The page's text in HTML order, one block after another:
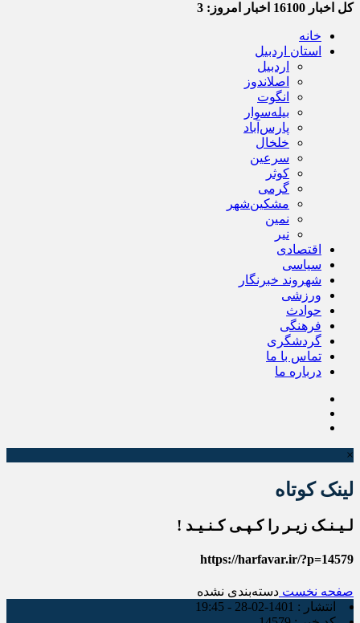
کل اخبار اخبار امروز: 3
خانه
استان اردبیل
اردبیل
اصلاندوز
انگوت
بیله‌سوار
پارس‌آباد
خلخال
سرعین
کوثر
گرمی
مشکین‌شهر
نمین
نیر
اقتصادی
سیاسی
شهروند خبرنگار
ورزشی
حوادث
فرهنگی
گردشگری
تماس با ما
درباره ما
×
لینک کوتاه
لـیـنـک زیـر را کـپـی کـنـیـد !
https://harfavar.ir/?p=14579
صفحه نخست دسته‌بندی نشده
انتشار : 1401-02-28 - 19:45